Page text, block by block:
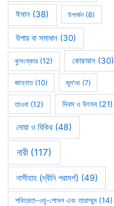
ঈমান (38) উপার্জন(8)
উপায় বা সমাধান(30)
কুসংস্কার (12) কোরআন(30)
জান্নাত(10) জুম'আ(7)
তাওবা (12) দিবস ও উৎসব(21)
দোয়া ও যিকির(48)
নারী(117)
নাসীহাহ (দ্বীনি পরামর্শ) (49)
পবিত্রতা-ওযু-গোসল এবং তায়াম্মুম(14)